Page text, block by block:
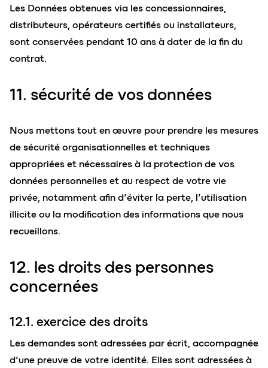
Les Données obtenues via les concessionnaires,
distributeurs, opérateurs certifiés ou installateurs,
sont conservées pendant 10 ans à dater de la fin du
contrat.
11. sécurité de vos données
Nous mettons tout en œuvre pour prendre les mesures
de sécurité organisationnelles et techniques
appropriées et nécessaires à la protection de vos
données personnelles et au respect de votre vie
privée, notamment afin d’éviter la perte, l’utilisation
illicite ou la modification des informations que nous
recueillons.
12. les droits des personnes
concernées
12.1. exercice des droits
Les demandes sont adressées par écrit, accompagnée
d’une preuve de votre identité. Elles sont adressées à